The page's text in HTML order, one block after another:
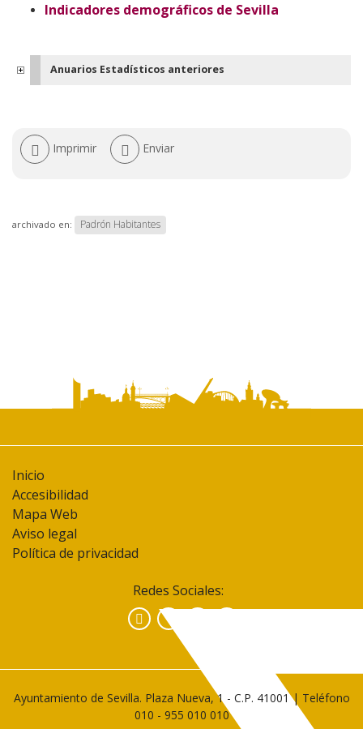
Indicadores demográficos de Sevilla
Anuarios Estadísticos anteriores
Acciones
documento
Imprimir Enviar
archivado en: Padrón Habitantes
Inicio
Accesibilidad
Mapa Web
Aviso legal
Política de privacidad
Redes Sociales:
Facebook
Ayuntamiento de Sevilla. Plaza Nueva, 1 - C.P. 41001 | Teléfono
010 - 955 010 010